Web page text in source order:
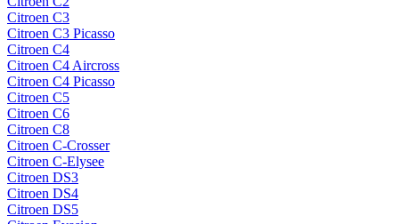
Citroen C3
Citroen C3 Picasso
Citroen C4
Citroen C4 Aircross
Citroen C4 Picasso
Citroen C5
Citroen C6
Citroen C8
Citroen C-Crosser
Citroen C-Elysee
Citroen DS3
Citroen DS4
Citroen DS5